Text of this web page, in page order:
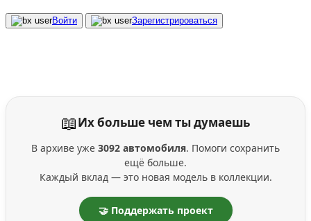
Войти Зарегистрироваться
📖Их больше чем ты думаешь
В архиве уже 3092 автомобиля. Помоги сохранить
ещё больше.
Каждый вклад — это новая модель в коллекции.
🤝 Поддержать проект